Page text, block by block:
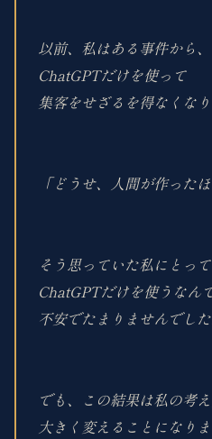
以前、私はある事件から、
ChatGPTだけを使って
集客をせざるを得なくなり
「どうせ、人間が作った
そう思っていた私にとって
ChatGPTだけを使うなん
不安でたまりませんでした
でも、この結果は私の考
大きく変えることになりま